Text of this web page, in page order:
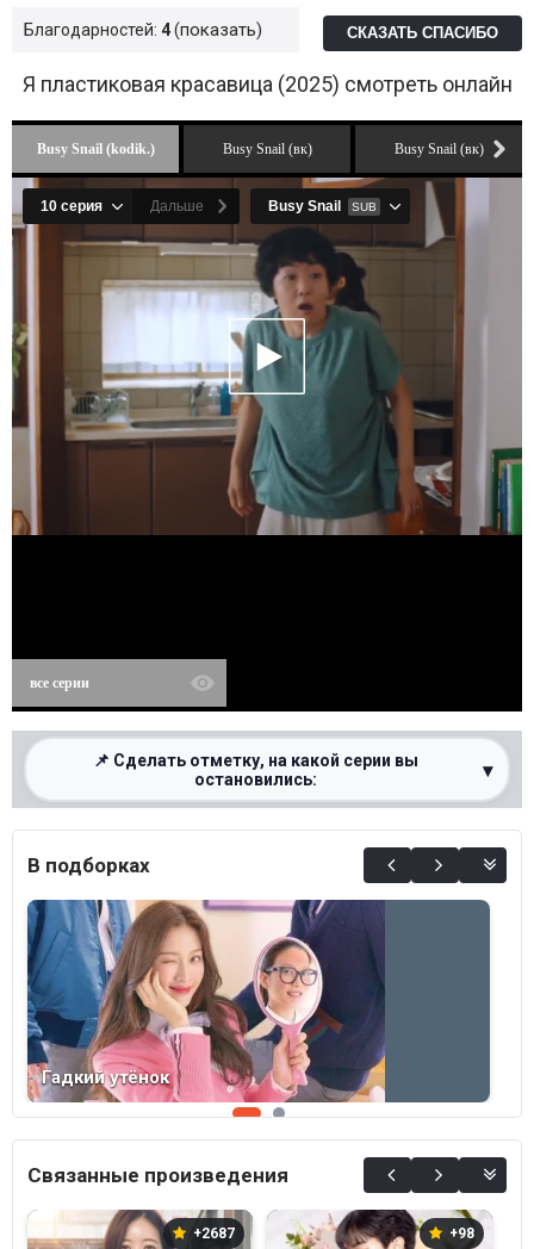
Благодарностей: 4 показать СКАЗАТЬ СПАСИБО
Я пластиковая красавица (2025) смотреть онлайн
Busy Snail (kodik.) Busy Snail (вк) Busy Snail (вк)
все серии
📌 Сделать отметку, на какой серии вы
остановились:
▾
0%
В подборках
Гадкий утёнок
Связанные произведения
+2687 +98